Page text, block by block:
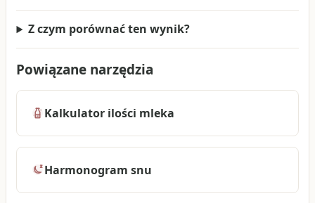
Z czym porównać ten wynik?
Powiązane narzędzia
Kalkulator ilości mleka
Harmonogram snu